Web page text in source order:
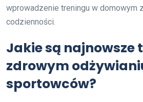
wprowadzenie treningu w domowym
codzienności.
Jakie są najnowsze
zdrowym
sportowców?